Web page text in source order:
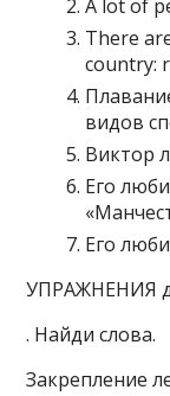
A lot of
There
country:
видов
Виктор
Его
Его
УПРАЖНЕНИЯ
. Найди слова.
Закрепление